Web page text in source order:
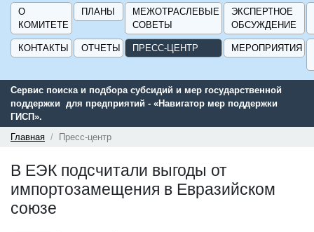
О
КОМИТЕТЕ
ПЛАНЫ
МЕЖОТРАСЛЕВЫЕ
СОВЕТЫ
ЭКСПЕРТНОЕ
ОБСУЖДЕНИЕ
КОНТАКТЫ ОТЧЕТЫ ПРЕСС-ЦЕНТР МЕРОПРИЯТИЯ
Сервис поиска и подбора субсидий и мер государственной
поддержки для предприятий - «Навигатор мер поддержки
ГИСП».
Главная
Пресс-центр
В ЕЭК подсчитали выгоды от
импортозамещения в Евразийском
союзе